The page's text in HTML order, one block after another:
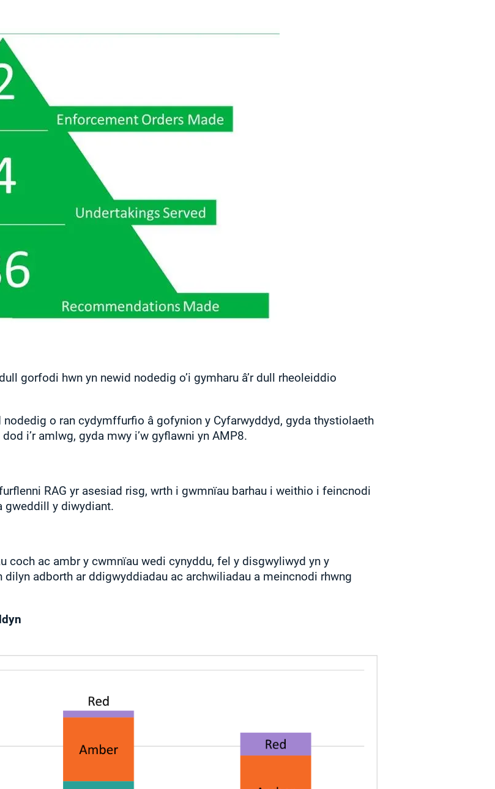
gorfodi hwn yn newid nodedig o’i gymharu â’r dull rheoleiddio
o ran cydymffurfio â gofynion y Cyfarwyddyd, gyda thystiolaeth
i’r amlwg, gyda mwy i’w gyflawni yn AMP8.
RAG yr asesiad risg, wrth i gwmnïau barhau i weithio i feincnodi
gweddill y diwydiant.
coch ac ambr y cwmnïau wedi cynyddu, fel y disgwyliwyd yn y
adborth ar ddigwyddiadau ac archwiliadau a meincnodi rhwng